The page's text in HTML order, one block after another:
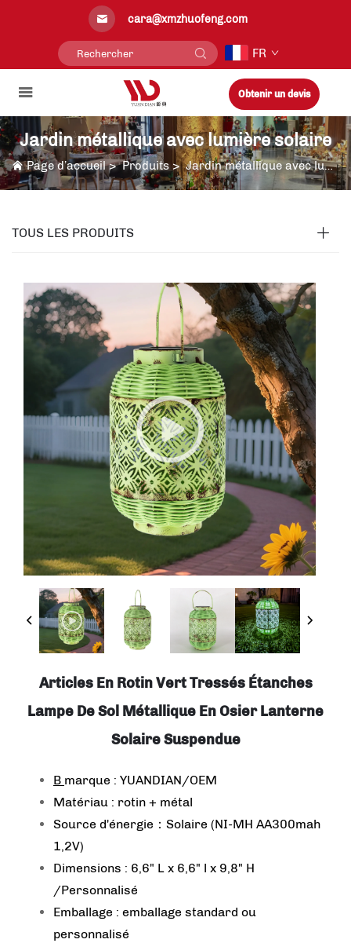
cara@xmzhuofeng.com
FR
Obtenir un devis
Jardin métallique avec lumière solaire
Page d’accueil>Produits>Jardin métallique avec lumière solaire
TOUS LES PRODUITS
Articles En Rotin Vert Tressés Étanches
Lampe De Sol Métallique En Osier Lanterne
Solaire Suspendue
B marque : YUANDIAN/OEM
Matériau : rotin + métal
Source d'énergie：Solaire (NI-MH AA300mah
1,2V)
Dimensions : 6,6" L x 6,6" l x 9,8" H
/Personnalisé
Emballage : emballage standard ou
personnalisé